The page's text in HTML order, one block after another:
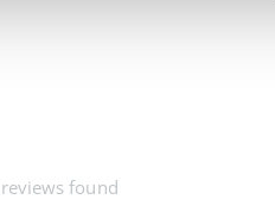
found